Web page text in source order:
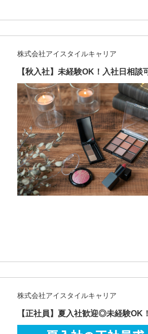
株式会社アイスタイルキャリア
【秋入社】未経験OK！入社日相
株式会社アイスタイルキャリア
【正社員】夏入社歓迎◎未経験OK